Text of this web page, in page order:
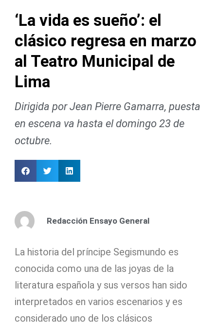
‘La vida es sueño’: el
clásico regresa en marzo
al Teatro Municipal de
Lima
Dirigida por Jean Pierre Gamarra, puesta
en escena va hasta el domingo 23 de
octubre.
Redacción Ensayo General
La historia del príncipe Segismundo es
conocida como una de las joyas de la
literatura española y sus versos han sido
interpretados en varios escenarios y es
considerado uno de los clásicos